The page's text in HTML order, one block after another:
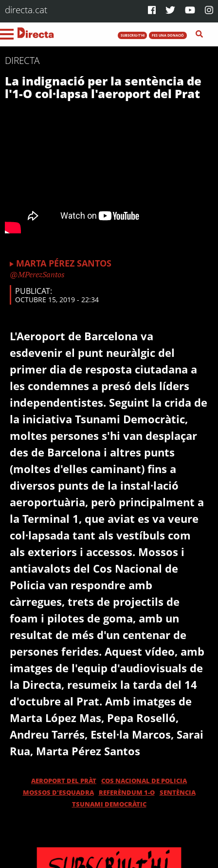
directa.cat
SUBSCRIU-T'HI FES UNA DONACIÓ
DIRECTA
La indignació per la sentència de
l'1-O col·lapsa l'aeroport del Prat
MARTA PÉREZ SANTOS
MPerezSantos
PUBLICAT:
OCTUBRE 15, 2019 - 22:34
L'Aeroport de Barcelona va
esdevenir el punt neuràlgic del
primer dia de resposta ciutadana a
les condemnes a presó dels líders
independentistes. Seguint la crida de
la iniciativa Tsunami Democràtic,
moltes persones s'hi van desplaçar
des de Barcelona i altres punts
(moltes d'elles caminant) fins a
diversos punts de la instal·lació
aeroportuària, però principalment a
la Terminal 1, que aviat es va veure
col·lapsada tant als vestíbuls com
als exteriors i accessos. Mossos i
antiavalots del Cos Nacional de
Policia van respondre amb
càrregues, trets de projectils de
foam i pilotes de goma, amb un
resultat de més d'un centenar de
persones ferides. Aquest vídeo, amb
imatges de l'equip d'audiovisuals de
la Directa, resumeix la tarda del 14
d'octubre al Prat. Amb imatges de
Marta López Mas, Pepa Roselló,
Andreu Tarrés, Estel·la Marcos, Sarai
Rua, Marta Pérez Santos
AEROPORT DEL PRÀT COS NACIONAL DE POLICIA
MOSSOS D'ESQUADRA
REFERÈNDUM 1-O SENTÈNCIA
TSUNAMI DEMOCRÀTIC